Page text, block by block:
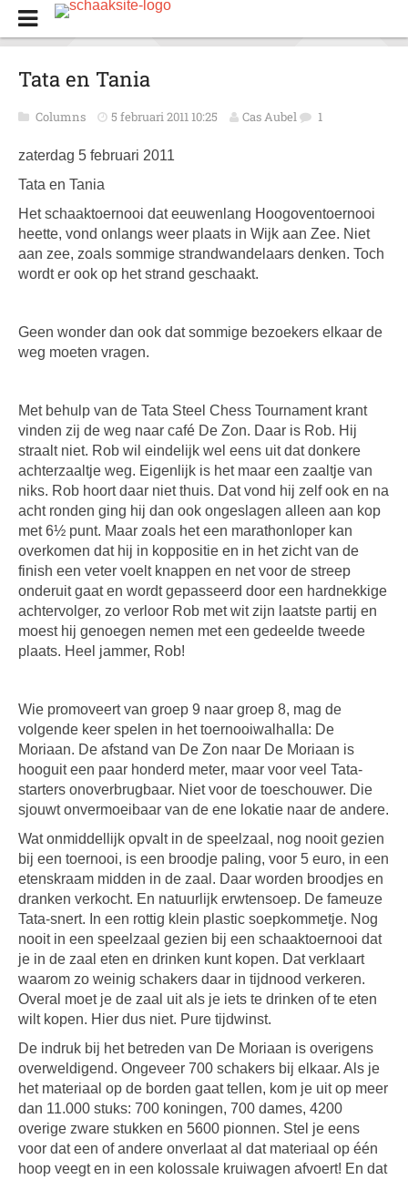
Tata en Tania
Columns 5 februari 2011 10:25 Cas Aubel 1
zaterdag 5 februari 2011
Tata en Tania
Het schaaktoernooi dat eeuwenlang Hoogoventoernooi
heette, vond onlangs weer plaats in Wijk aan Zee. Niet
aan zee, zoals sommige strandwandelaars denken. Toch
wordt er ook op het strand geschaakt.
Geen wonder dan ook dat sommige bezoekers elkaar de
weg moeten vragen.
Met behulp van de Tata Steel Chess Tournament krant
vinden zij de weg naar café De Zon. Daar is Rob. Hij
straalt niet. Rob wil eindelijk wel eens uit dat donkere
achterzaaltje weg. Eigenlijk is het maar een zaaltje van
niks. Rob hoort daar niet thuis. Dat vond hij zelf ook en na
acht ronden ging hij dan ook ongeslagen alleen aan kop
met 6½ punt. Maar zoals het een marathonloper kan
overkomen dat hij in koppositie en in het zicht van de
finish een veter voelt knappen en net voor de streep
onderuit gaat en wordt gepasseerd door een hardnekkige
achtervolger, zo verloor Rob met wit zijn laatste partij en
moest hij genoegen nemen met een gedeelde tweede
plaats. Heel jammer, Rob!
Wie promoveert van groep 9 naar groep 8, mag de
volgende keer spelen in het toernooiwalhalla: De
Moriaan. De afstand van De Zon naar De Moriaan is
hooguit een paar honderd meter, maar voor veel Tata-
starters onoverbrugbaar. Niet voor de toeschouwer. Die
sjouwt onvermoeibaar van de ene lokatie naar de andere.
Wat onmiddellijk opvalt in de speelzaal, nog nooit gezien
bij een toernooi, is een broodje paling, voor 5 euro, in een
etenskraam midden in de zaal. Daar worden broodjes en
dranken verkocht. En natuurlijk erwtensoep. De fameuze
Tata-snert. In een rottig klein plastic soepkommetje. Nog
nooit in een speelzaal gezien bij een schaaktoernooi dat
je in de zaal eten en drinken kunt kopen. Dat verklaart
waarom zo weinig schakers daar in tijdnood verkeren.
Overal moet je de zaal uit als je iets te drinken of te eten
wilt kopen. Hier dus niet. Pure tijdwinst.
De indruk bij het betreden van De Moriaan is overigens
overweldigend. Ongeveer 700 schakers bij elkaar. Als je
het materiaal op de borden gaat tellen, kom je uit op meer
dan 11.000 stuks: 700 koningen, 700 dames, 4200
overige zware stukken en 5600 pionnen. Stel je eens
voor dat een of andere onverlaat al dat materiaal op één
hoop veegt en in een kolossale kruiwagen afvoert! En dat